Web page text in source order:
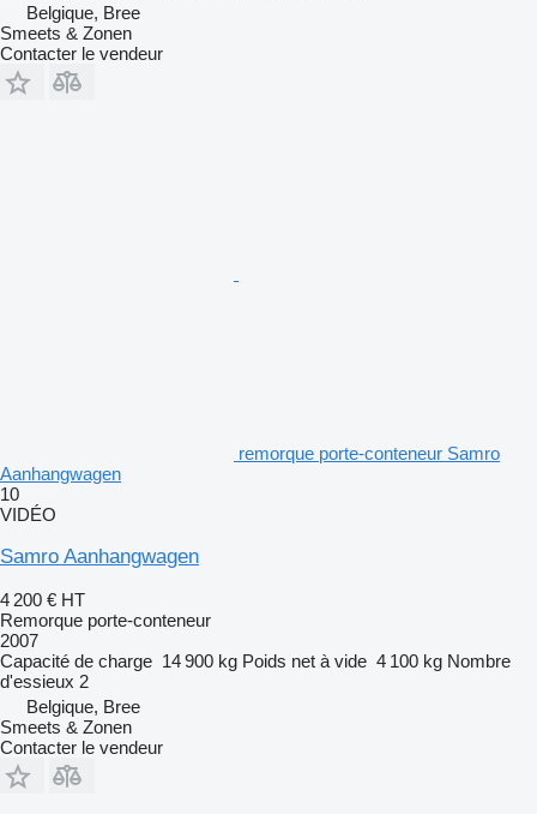
Belgique, Bree
Smeets & Zonen
Contacter le vendeur
remorque porte-conteneur Samro
Aanhangwagen
10
VIDÉO
Samro Aanhangwagen
4 200 € HT
Remorque porte-conteneur
2007
Capacité de charge 14 900 kg Poids net à vide 4 100 kg Nombre
d'essieux 2
Belgique, Bree
Smeets & Zonen
Contacter le vendeur